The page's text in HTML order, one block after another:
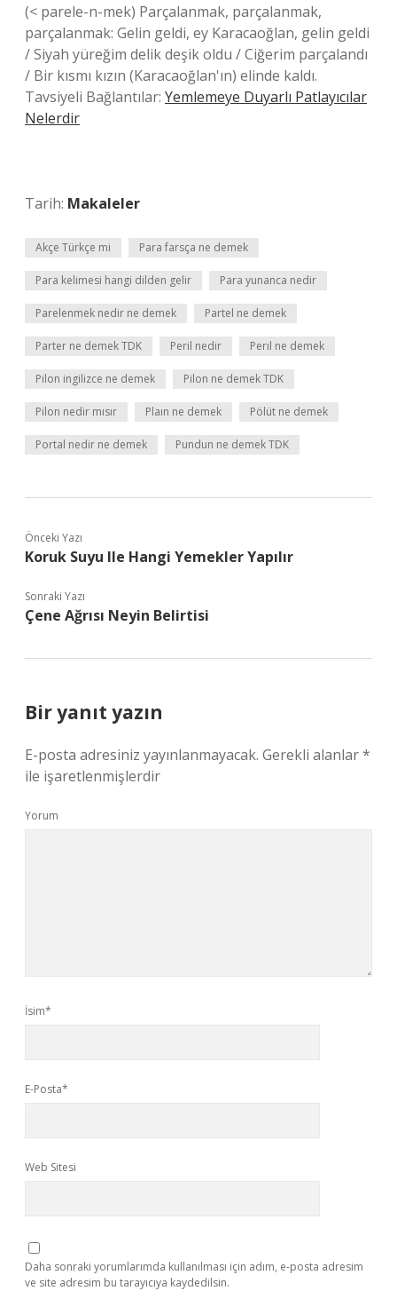
(< parele-n-mek) Parçalanmak, parçalanmak,
parçalanmak: Gelin geldi, ey Karacaoğlan, gelin geldi
/ Siyah yüreğim delik deşik oldu / Ciğerim parçalandı
/ Bir kısmı kızın (Karacaoğlan'ın) elinde kaldı.
Tavsiyeli Bağlantılar: Yemlemeye Duyarlı Patlayıcılar
Nelerdir
Tarih: Makaleler
Akçe Türkçe mi Para farsça ne demek
Para kelimesi hangi dilden gelir Para yunanca nedir
Parelenmek nedir ne demek Partel ne demek
Parter ne demek TDK Peril nedir Perıl ne demek
Pilon ingilizce ne demek Pilon ne demek TDK
Pilon nedir mısır Plaın ne demek Pölüt ne demek
Portal nedir ne demek Pundun ne demek TDK
Önceki Yazı
Koruk Suyu Ile Hangi Yemekler Yapılır
Sonraki Yazı
Çene Ağrısı Neyin Belirtisi
Bir yanıt yazın
E-posta adresiniz yayınlanmayacak. Gerekli alanlar*
ile işaretlenmişlerdir
Yorum
İsim*
E-Posta*
Web Sitesi
Daha sonraki yorumlarımda kullanılması için adım, e-posta adresim
ve site adresim bu tarayıcıya kaydedilsin.